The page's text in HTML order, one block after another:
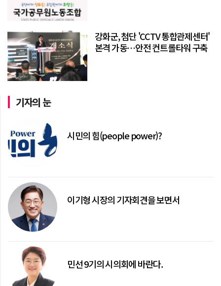
강화군, 첨단 'CCTV 통합관제센터'
본격 가동…안전 컨트롤타워 구축
기자의 눈
시민의 힘(people power)?
이기형 시장의 기자회견을 보면서
민선 9기의 시의회에 바란다.